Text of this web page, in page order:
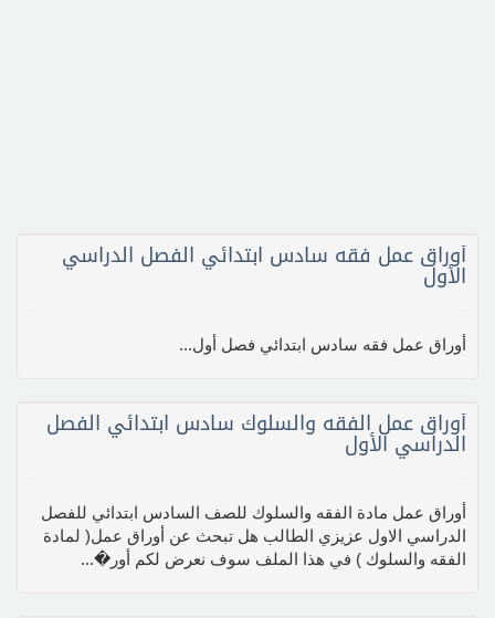
أوراق عمل فقه سادس ابتدائي الفصل الدراسي
الأول
أوراق عمل فقه سادس ابتدائي فصل أول...
أوراق عمل الفقه والسلوك سادس ابتدائي الفصل
الدراسي الأول
أوراق عمل مادة الفقه والسلوك للصف السادس ابتدائي للفصل
الدراسي الاول عزيزي الطالب هل تبحث عن أوراق عمل( لمادة
الفقه والسلوك ) في هذا الملف سوف نعرض لكم أور�...